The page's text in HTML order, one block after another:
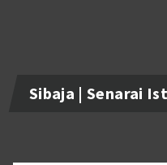
Sibaja | Senarai